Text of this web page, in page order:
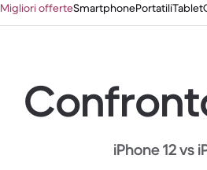
Migliori offerteSmartphonePortatiliTablet
iPhone 12 vs